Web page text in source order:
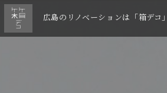
広島のリノベーションは「箱デコ」